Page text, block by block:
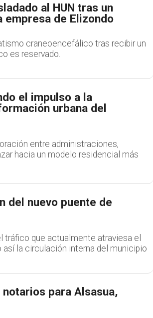
al HUN tras un
empresa de Elizondo
craneoencefálico tras recibir un
es reservado.
el impulso a la
urbana del
entre administraciones,
hacia un modelo residencial más
del nuevo puente de
tráfico que actualmente atraviesa el
así la circulación interna del municipio
para Alsasua,